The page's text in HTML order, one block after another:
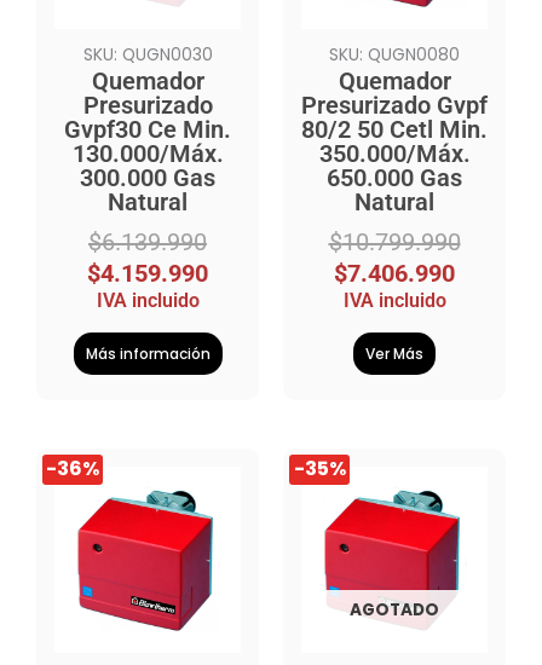
SKU: QUGN0030
Quemador
Presurizado
Gvpf30 Ce Min.
130.000/Máx.
300.000 Gas
Natural
$6.139.990
$4.159.990
IVA incluido
Más información
SKU: QUGN0080
Quemador
Presurizado Gvpf
80/2 50 Cetl Min.
350.000/Máx.
650.000 Gas
Natural
$10.799.990
$7.406.990
IVA incluido
Ver Más
-36%
El
precio
original
era:
$22.699.990.
El
precio
actual
$14.599.990.
-35%
AGOTADO
El
precio
original
era:
$23.379.990.
El
precio
actual
$15.199.990.